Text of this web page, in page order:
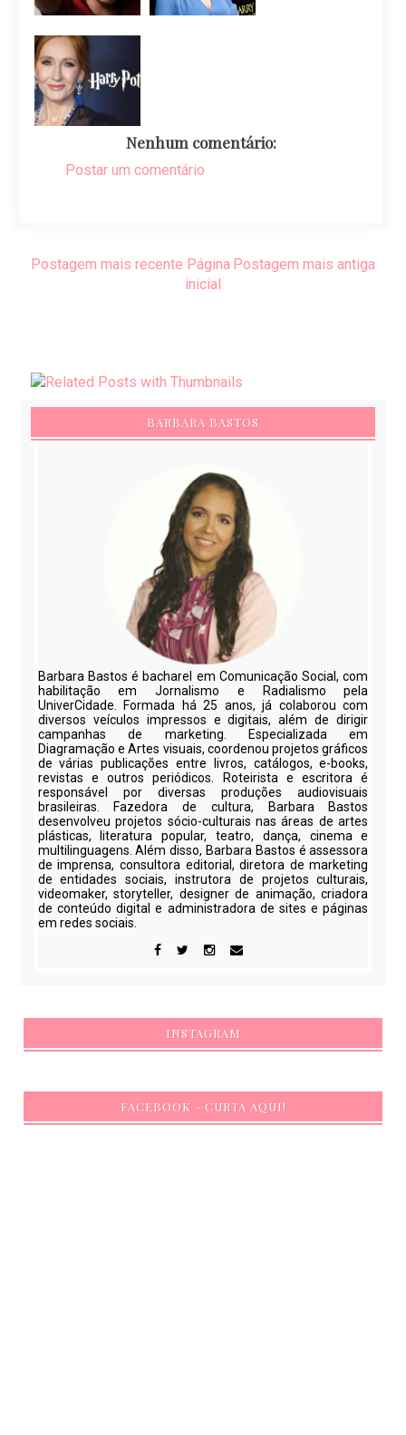
Nenhum comentário:
Postar um comentário
Postagem mais recente Postagem mais antiga
Página
inicial
BARBARA BASTOS
Barbara Bastos é bacharel em Comunicação Social, com
habilitação em Jornalismo e Radialismo pela
UniverCidade. Formada há 25 anos, já colaborou com
diversos veículos impressos e digitais, além de dirigir
campanhas de marketing. Especializada em
Diagramação e Artes visuais, coordenou projetos gráficos
de várias publicações entre livros, catálogos, e-books,
revistas e outros periódicos. Roteirista e escritora é
responsável por diversas produções audiovisuais
brasileiras. Fazedora de cultura, Barbara Bastos
desenvolveu projetos sócio-culturais nas áreas de artes
plásticas, literatura popular, teatro, dança, cinema e
multilinguagens. Além disso, Barbara Bastos é assessora
de imprensa, consultora editorial, diretora de marketing
de entidades sociais, instrutora de projetos culturais,
videomaker, storyteller, designer de animação, criadora
de conteúdo digital e administradora de sites e páginas
em redes sociais.
INSTAGRAM
FACEBOOK - CURTA AQUI!